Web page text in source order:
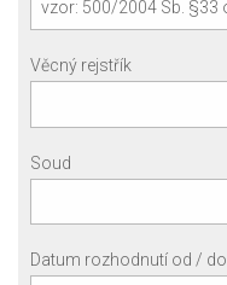
Věcný rejstřík
Soud
Datum rozhodnutí od / do